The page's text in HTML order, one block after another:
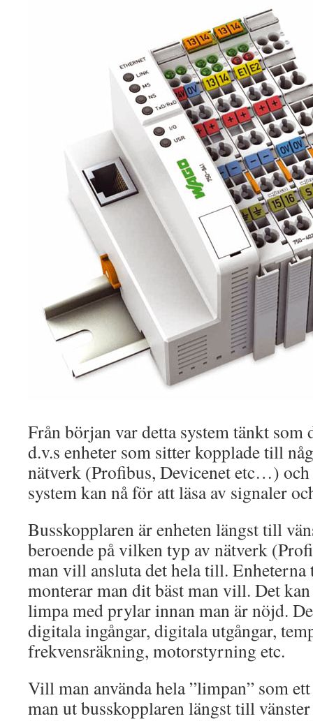
Från början var detta system tänkt som
d.v.s enheter som sitter kopplade till
nätverk (Profibus, Devicenet etc…)
system kan nå för att läsa av signaler
Busskopplaren är enheten längst till
beroende på vilken typ av nätverk
man vill ansluta det hela till.
monterar man dit bäst man vill. Det
limpa med prylar innan man är nöjd.
digitala ingångar, digitala utgångar,
frekvensräkning, motorstyrning etc.
Vill man använda hela ”limpan” som
man ut busskopplaren längst till